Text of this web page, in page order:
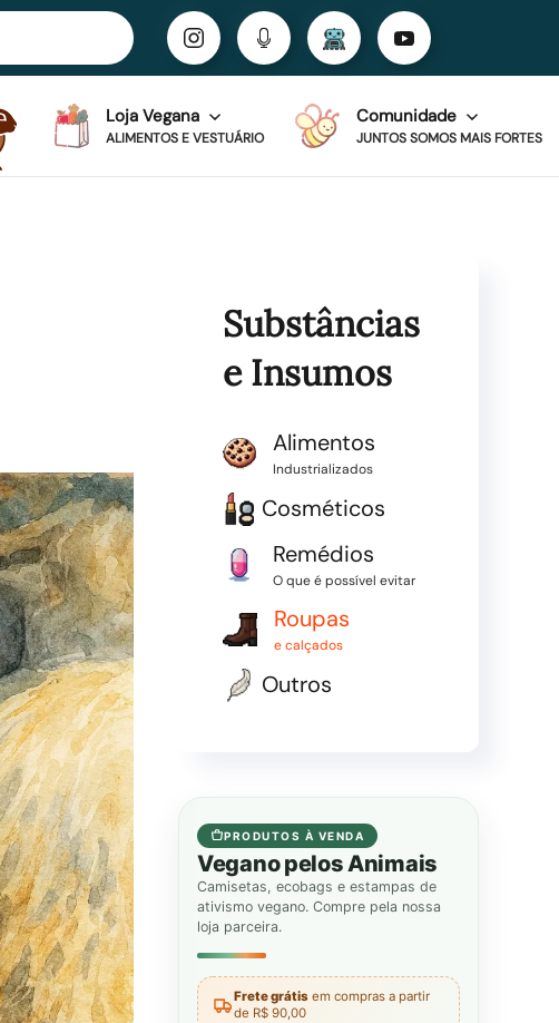
Loja Vegana
ALIMENTOS E VESTUÁRIO
Comunidade
JUNTOS SOMOS MAIS FORTES
Substâncias
e Insumos
Alimentos
Industrializados
Cosméticos
Remédios
O que é possível evitar
Roupas
e calçados
Outros
PRODUTOS À VENDA
Vegano pelos Animais
Camisetas, ecobags e estampas de
ativismo vegano. Compre pela nossa
loja parceira.
Frete grátis em compras a partir
de R$ 90,00